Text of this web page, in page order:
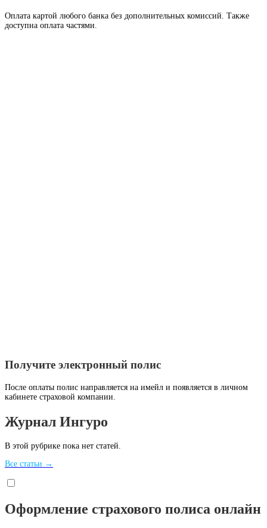
Оплата картой любого банка без дополнительных комиссий. Также
доступна оплата частями.
Получите электронный полис
После оплаты полис направляется на имейл и появляется в личном
кабинете страховой компании.
Журнал Ингуро
В этой рубрике пока нет статей.
Все статьи →
Оформление страхового полиса онлайн